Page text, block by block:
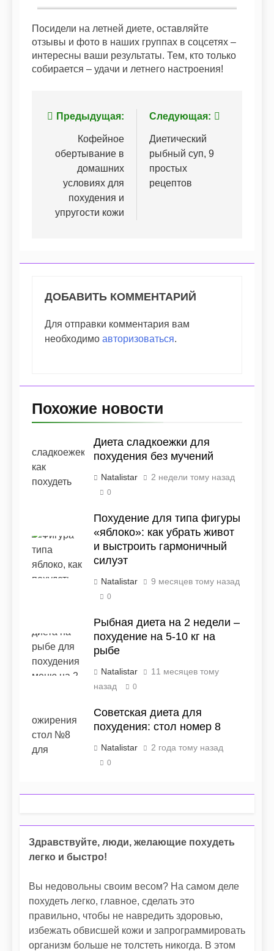
Посидели на летней диете, оставляйте
отзывы и фото в наших группах в соцсетях –
интересны ваши результаты. Тем, кто только
собирается – удачи и летнего настроения!
Навигация
записям
Предыдущая:
Кофейное
обертывание в
домашних
условиях для
похудения и
упругости кожи
Следующая:
Диетический
рыбный суп, 9
простых
рецептов
ДОБАВИТЬ КОММЕНТАРИЙ
Для отправки комментария вам
необходимо авторизоваться.
Похожие новости
Диета сладкоежки для
похудения без мучений
Natalistar 2 недели тому назад
0
Похудение для типа фигуры
«яблоко»: как убрать живот
и выстроить гармоничный
силуэт
Natalistar 9 месяцев тому назад
0
Рыбная диета на 2 недели –
похудение на 5-10 кг на
рыбе
Natalistar
11 месяцев тому
назад
0
Советская диета для
похудения: стол номер 8
Natalistar 2 года тому назад
0
Здравствуйте, люди, желающие похудеть
легко и быстро!
Вы недовольны своим весом? На самом деле
похудеть легко, главное, сделать это
правильно, чтобы не навредить здоровью,
избежать обвисшей кожи и запрограммировать
организм больше не толстеть никогда. В этом